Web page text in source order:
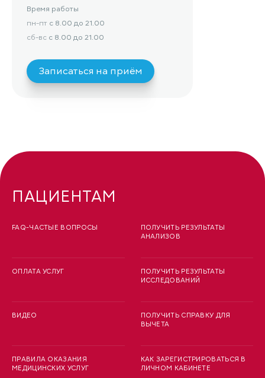
Время работы
пн-пт с 8.00 до 21.00
сб-вс с 8.00 до 21.00
Записаться на приём
ПАЦИЕНТАМ
FAQ-ЧАСТЫЕ ВОПРОСЫ
ОПЛАТА УСЛУГ
ВИДЕО
ПРАВИЛА ОКАЗАНИЯ
МЕДИЦИНСКИХ УСЛУГ
ПОЛУЧИТЬ РЕЗУЛЬТАТЫ
АНАЛИЗОВ
ПОЛУЧИТЬ РЕЗУЛЬТАТЫ
ИССЛЕДОВАНИЙ
ПОЛУЧИТЬ СПРАВКУ ДЛЯ
ВЫЧЕТА
КАК ЗАРЕГИСТРИРОВАТЬСЯ В
ЛИЧНОМ КАБИНЕТЕ